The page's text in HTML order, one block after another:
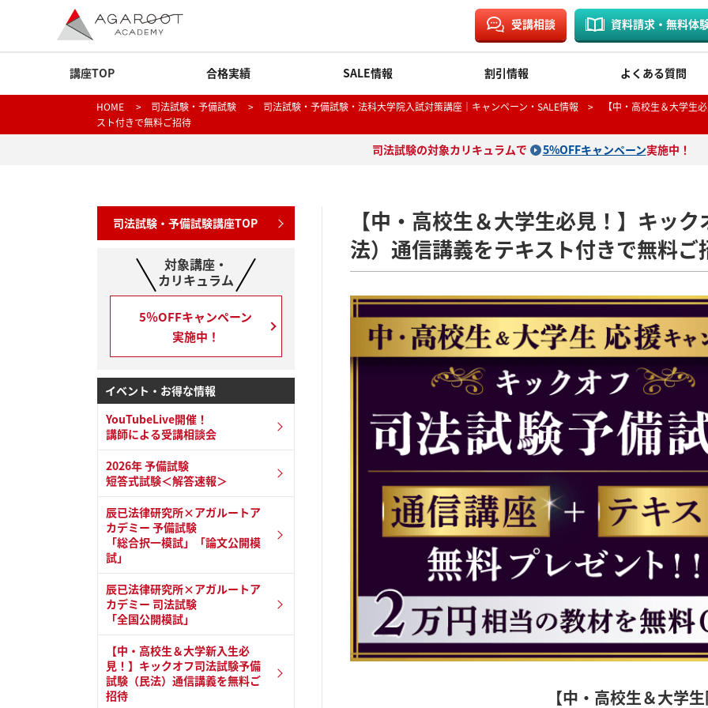
受講相談 資料請求・無料体
講座TOP 合格実績 SALE情報 割引情報 よくある質問
HOME > 司法試験・予備試験 > 司法試験・予備試験・法科大学院入試対策講座｜キャンペーン・SALE情報 > 【中・高校生＆大学生必
スト付きで無料ご招待
司法試験の対象カリキュラムで 5%OFFキャンペーン実施中！
【中・高校生＆大学生必見！】キッ
法）通信講義をテキスト付きで無料ご
【中・高校生＆大学
司法試験・予備試験講座TOP
対象講座・
カリキュラム
5％OFFキャンペーン
実施中！
イベント・お得な情報
YouTubeLive開催！
講師による受講相談会
2026年 予備試験
短答式試験＜解答速報＞
辰已法律研究所×アガルートア
カデミー 予備試験
「総合択一模試」「論文公開模
試」
辰已法律研究所×アガルートア
カデミー 司法試験
「全国公開模試」
【中・高校生＆大学新入生必
見！】キックオフ司法試験予備
試験（民法）通信講義を無料ご
招待